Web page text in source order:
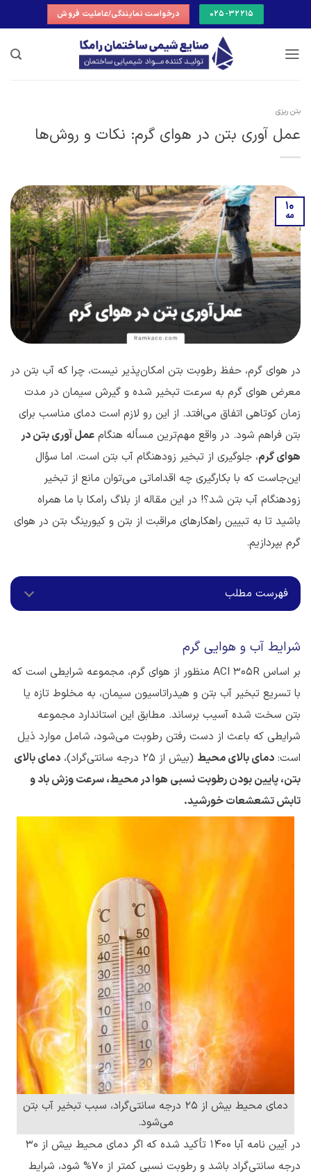
to
025-32215 درخواست نمایندگی/عاملیت فروش
بتن ریزی
عمل آوری بتن در هوای گرم: نکات و روش‌ها
10
مه
در هوای گرم، حفظ رطوبت بتن امکان‌پذیر نیست، چرا که آب بتن در
معرض هوای گرم به سرعت تبخیر شده و گیرش سیمان در مدت
زمان کوتاهی اتفاق می‌افتد. از این رو لازم است دمای مناسب برای
بتن فراهم شود. در واقع مهم‌ترین مسأله هنگام عمل آوری بتن در
هوای گرم، جلوگیری از تبخیر زودهنگام آب بتن است. اما سؤال
این‌جاست که با بکارگیری چه اقداماتی می‌توان مانع از تبخیر
زودهنگام آب بتن شد؟! در این مقاله از بلاگ رامکا با ما همراه
باشید تا به تبیین راهکارهای مراقبت از بتن و کیورینگ بتن در هوای
گرم بپردازیم.
فهرست مطلب
شرایط آب و هوایی گرم
بر اساس ACI 305R منظور از هوای گرم، مجموعه شرایطی است که
با تسریع تبخیر آب بتن و هیدراتاسیون سیمان، به مخلوط تازه یا
بتن سخت شده آسیب برساند. مطابق این استاندارد مجموعه
شرایطی که باعث از دست رفتن رطوبت می‌شود، شامل موارد ذیل
است: دمای بالای محیط (بیش از ۲۵ درجه سانتی‌گراد)،
دمای بالای
بتن، پایین بودن رطوبت نسبی هوا در محیط، سرعت وزش باد و
تابش تشعشعات خورشید.
دمای محیط بیش از 25 درجه سانتی‌گراد، سبب تبخیر آب بتن
می‌شود.
در آیین نامه آبا 1400 تأکید شده که اگر دمای محیط بیش از ۳۰
درجه سانتی‌گراد باشد و رطوبت نسبی کمتر از ۷۰% شود، شرایط